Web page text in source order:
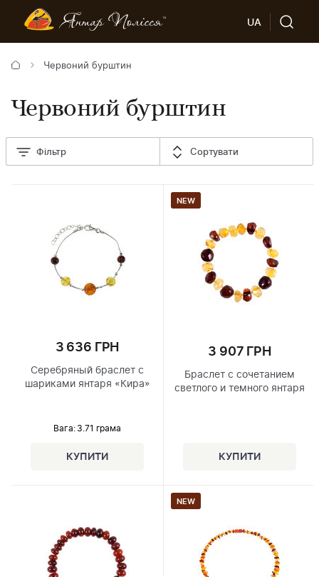
UA
Червоний бурштин
Червоний бурштин
Фільтр Сортувати
3 636 ГРН
Серебряный браслет с
шариками янтаря «Кира»
Вага: 3.71 грама
NEW
3 907 ГРН
Браслет с сочетанием
светлого и темного янтаря
NEW